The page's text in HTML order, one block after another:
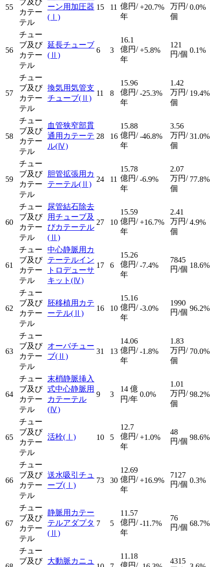
55
ブ及び
カテー
テル
ーン用加圧器
(Ⅰ)
15 11 億円/
年
+20.7%
万円/
個
0.0%
56
チュー
ブ及び
カテー
テル
延長チューブ
(Ⅱ)
6 3
16.1
億円/
年
+5.8%
121
円/個 0.1%
57
チュー
ブ及び
カテー
テル
換気用気管支
チューブ(Ⅱ)
11 8
15.96
億円/
年
-25.3%
1.42
万円/
個
19.4%
58
チュー
ブ及び
カテー
テル
血管狭窄部貫
通用カテーテ
ル(Ⅳ)
28 16
15.88
億円/
年
-46.8%
3.56
万円/
個
31.0%
59
チュー
ブ及び
カテー
テル
胆管拡張用カ
テーテル(Ⅱ)
24 11
15.78
億円/
年
-6.9%
2.07
万円/
個
77.8%
60
チュー
ブ及び
カテー
テル
尿管結石除去
用チューブ及
びカテーテル
(Ⅱ)
27 10
15.59
億円/
年
+16.7%
2.41
万円/
個
4.9%
61
チュー
ブ及び
カテー
テル
中心静脈用カ
テーテルイン
トロデューサ
キット (Ⅳ)
17 6
15.26
億円/
年
-7.4%
7845
円/個 18.6%
62
チュー
ブ及び
カテー
テル
胚移植用カテ
ーテル(Ⅱ)
16 10
15.16
億円/
年
-3.0%
1990
円/個 96.2%
63
チュー
ブ及び
カテー
テル
オーバチュー
ブ(Ⅱ)
31 13
14.06
億円/
年
-1.8%
1.83
万円/
個
70.0%
64
チュー
ブ及び
カテー
テル
末梢静脈挿入
式中心静脈用
カテーテル
(Ⅳ)
9 3
14 億
円/年
0.0%
1.01
万円/
個
98.2%
65
チュー
ブ及び
カテー
テル
活栓(Ⅰ) 10 5
12.7
億円/
年
+1.0%
48
円/個 98.6%
66
チュー
ブ及び
カテー
テル
送水吸引チュ
ーブ(Ⅰ)
73 30
12.69
億円/
年
+16.9%
7127
円/個 0.3%
67
チュー
ブ及び
カテー
テル
静脈用カテー
テルアダプタ
(Ⅱ)
7 5
11.57
億円/
年
-11.7%
76
円/個 68.7%
チュー
ブ及び
大動脈カニュ
11.18
4315